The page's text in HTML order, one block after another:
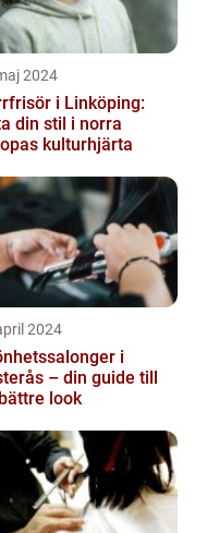
2024
i Linköping:
din stil i norra
kulturhjärta
2024
i
– din guide till
look